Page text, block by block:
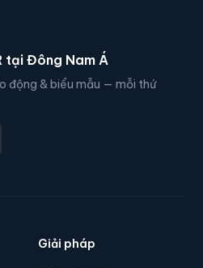
tại Đông Nam Á
động & biểu mẫu — mỗi thứ
Giải pháp